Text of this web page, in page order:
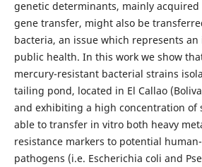
genetic determinants, mainly
gene transfer, might also be
bacteria, an issue which represents
public health. In this work we show
mercury-resistant bacterial strains
tailing pond, located in El Callao
and exhibiting a high concentration of
able to transfer in vitro both heavy
resistance markers to potential
pathogens (i.e. Escherichia coli and